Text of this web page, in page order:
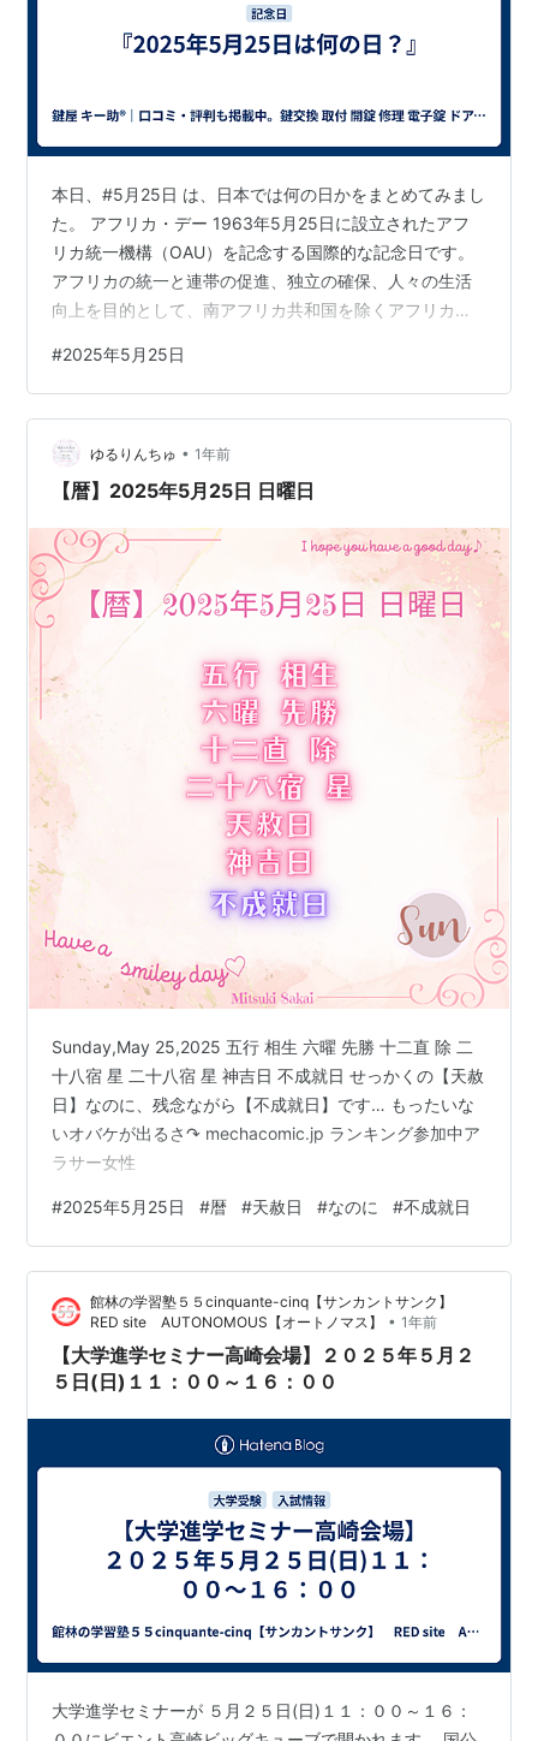
本日、#5月25日 は、日本では何の日かをまとめてみまし
た。 アフリカ・デー 1963年5月25日に設立されたアフ
リカ統一機構（OAU）を記念する国際的な記念日です。
アフリカの統一と連帯の促進、独立の確保、人々の生活
向上を目的として、南アフリカ共和国を除くアフリカの
コを除く全アフリカ諸国53ヵ国が加盟し、2002年7月に
はアフリカ連合（AU）として発展を遂げています。現在
でもアフリカ各国で記念イベントが開催され、ジンバブ
エやマリなどでは祝日として位置づけられています。 食
堂車の日 1899年5月25日、山陽鉄道において日本初の食
#2025年5月25日
ゆるりんちゅ • 1年前
【暦】2025年5月25日 日曜日
Sunday,May 25,2025 五行 相生 六曜 先勝 十二直 除 二
十八宿 星 二十八宿 星 神吉日 不成就日 せっかくの【天赦
日】なのに、残念ながら【不成就日】です… もったいな
いオバケが出るさ↷ mechacomic.jp ランキング参加中ア
ラサー女性
#2025年5月25日 #暦 #天赦日 #なのに #不成就日
館林の学習塾５５cinquante-cinq【サンカントサンク】
RED site AUTONOMOUS【オートノマス】
• 1年前
【大学進学セミナー高崎会場】２０２５年５月２
５日(日)１１：００～１６：００
大学進学セミナーが ５月２５日(日)１１：００～１６：